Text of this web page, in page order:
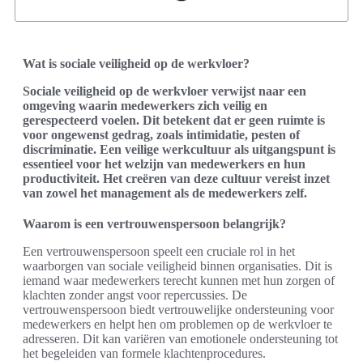
Wat is sociale veiligheid op de werkvloer?
Sociale veiligheid op de werkvloer verwijst naar een
omgeving waarin medewerkers zich veilig en
gerespecteerd voelen. Dit betekent dat er geen ruimte is
voor ongewenst gedrag, zoals intimidatie, pesten of
discriminatie. Een veilige werkcultuur als uitgangspunt is
essentieel voor het welzijn van medewerkers en hun
productiviteit. Het creëren van deze cultuur vereist inzet
van zowel het management als de medewerkers zelf.
Waarom is een vertrouwenspersoon belangrijk?
Een vertrouwenspersoon speelt een cruciale rol in het
waarborgen van sociale veiligheid binnen organisaties. Dit is
iemand waar medewerkers terecht kunnen met hun zorgen of
klachten zonder angst voor repercussies. De
vertrouwenspersoon biedt vertrouwelijke ondersteuning voor
medewerkers en helpt hen om problemen op de werkvloer te
adresseren. Dit kan variëren van emotionele ondersteuning tot
het begeleiden van formele klachtenprocedures.